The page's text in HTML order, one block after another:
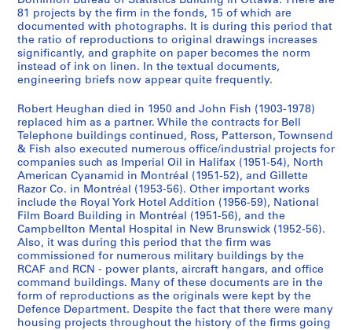
t
s
]
,
1
9
1
2
-
1
9
3
0
AP013.S3.D633
1
9
6
0
-
1
9
8
2
AP013.S3.D634
81 projects by the firm in the fonds, 15 of which are
documented with photographs. It is during this period that
the ratio of reproductions to original drawings increases
significantly, and graphite on paper becomes the norm
instead of ink on linen. In the textual documents,
engineering briefs now appear quite frequently.
Robert Heughan died in 1950 and John Fish (1903-1978)
replaced him as a partner. While the contracts for Bell
Telephone buildings continued, Ross, Patterson, Townsend
& Fish also executed numerous office/industrial projects for
companies such as Imperial Oil in Halifax (1951-54), North
American Cyanamid in Montréal (1951-52), and Gillette
Razor Co. in Montréal (1953-56). Other important works
include the Royal York Hotel Addition (1956-59), National
Film Board Building in Montréal (1951-56), and the
Campbellton Mental Hospital in New Brunswick (1952-56).
Also, it was during this period that the firm was
commissioned for numerous military buildings by the
RCAF and RCN - power plants, aircraft hangars, and office
command buildings. Many of these documents are in the
form of reproductions as the originals were kept by the
Defence Department. Despite the fact that there were many
housing projects throughout the history of the firms going